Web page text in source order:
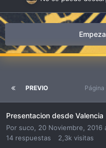
PREVIO
Presentacion desde Valencia
Por suco, 20 Noviembre, 2016
14 respuestas 2,3k visitas